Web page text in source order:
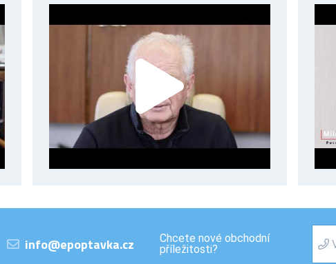
info@epoptavka.cz
Chcete nové obchodní
příležitosti?